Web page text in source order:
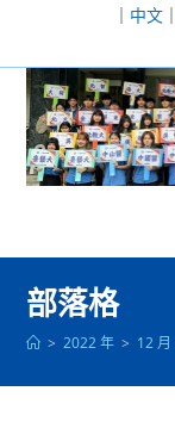
至
｜ 中文｜
部落格
> 2022 年 > 12 月